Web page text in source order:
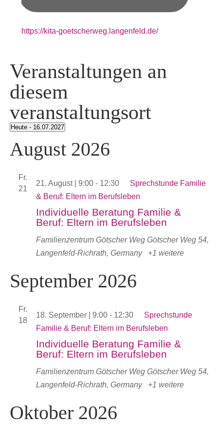
Webseite
https://kita-goetscherweg.langenfeld.de/
Veranstaltungen an
diesem
veranstaltungsort
Heute - 16.07.2027
wählen.
August 2026
Fr.
21
Individuelle Beratung Familie &
Beruf: Eltern im Berufsleben
21. August | 9:00- 12:30
Sprechstunde Familie
& Beruf: Eltern im Berufsleben
Familienzentrum Götscher Weg Götscher Weg 54,
Langenfeld-Richrath, Germany
+1 weitere
September 2026
Fr.
18
Individuelle Beratung Familie &
Beruf: Eltern im Berufsleben
18. September | 9:00- 12:30
Sprechstunde
Familie & Beruf: Eltern im Berufsleben
Familienzentrum Götscher Weg Götscher Weg 54,
Langenfeld-Richrath, Germany
+1 weitere
Oktober 2026